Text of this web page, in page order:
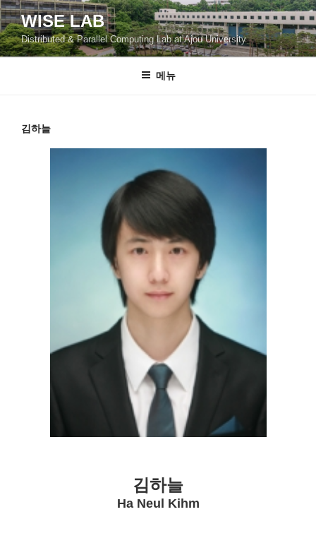
콘
텐
츠
로
WISE LAB
Distributed & Parallel Computing Lab at Ajou University
메뉴
김하늘
김하늘
Ha Neul Kihm